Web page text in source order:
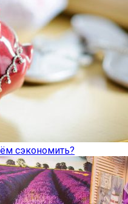
сэкономить?